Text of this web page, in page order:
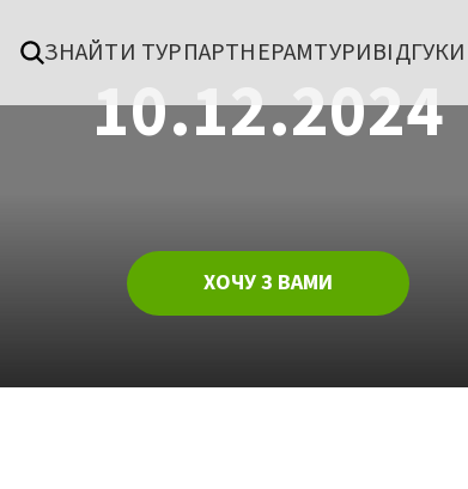
ЗНАЙТИ ТУРПАРТНЕРАМТУРИВІДГУКИ
10.12.2024
ХОЧУ З ВАМИ